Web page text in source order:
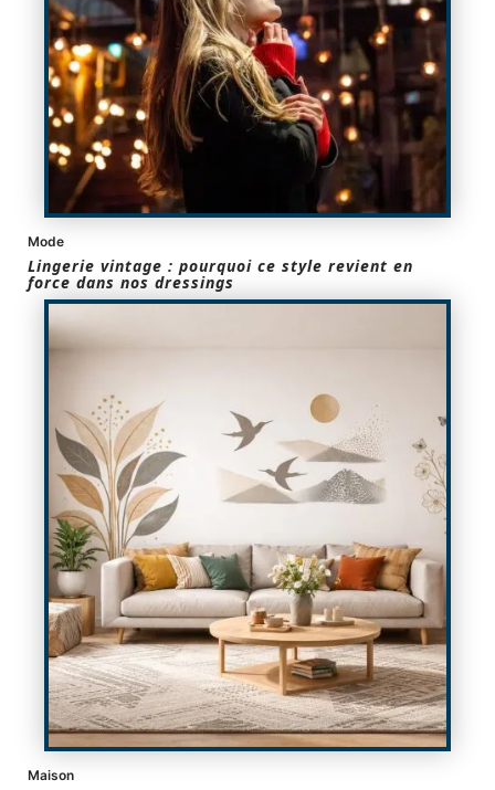
Mode
Lingerie vintage : pourquoi ce style revient en
force dans nos dressings
Maison